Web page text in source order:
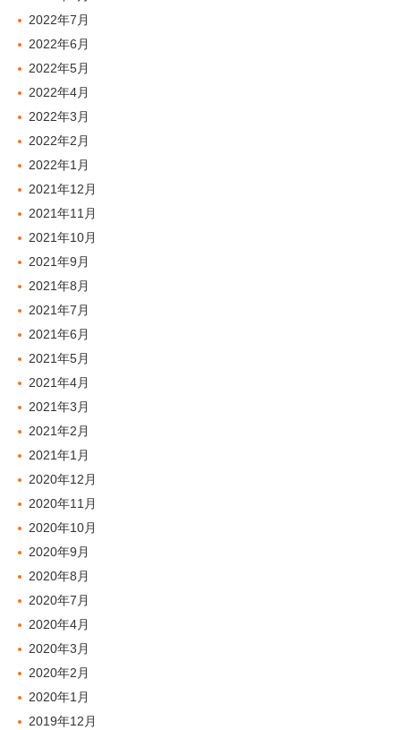
2022年7月
2022年6月
2022年5月
2022年4月
2022年3月
2022年2月
2022年1月
2021年12月
2021年11月
2021年10月
2021年9月
2021年8月
2021年7月
2021年6月
2021年5月
2021年4月
2021年3月
2021年2月
2021年1月
2020年12月
2020年11月
2020年10月
2020年9月
2020年8月
2020年7月
2020年4月
2020年3月
2020年2月
2020年1月
2019年12月